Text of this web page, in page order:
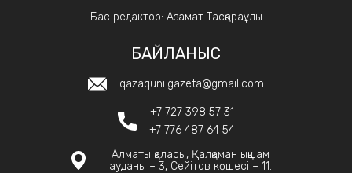
Бас редактор: Азамат Тасқараұлы
БАЙЛАНЫС
qazaquni.gazeta@gmail.com
+7 727 398 57 31
+7 776 487 64 54
Алматы қаласы, Қалқаман ықшам
ауданы – 3, Сейітов көшесі – 11.